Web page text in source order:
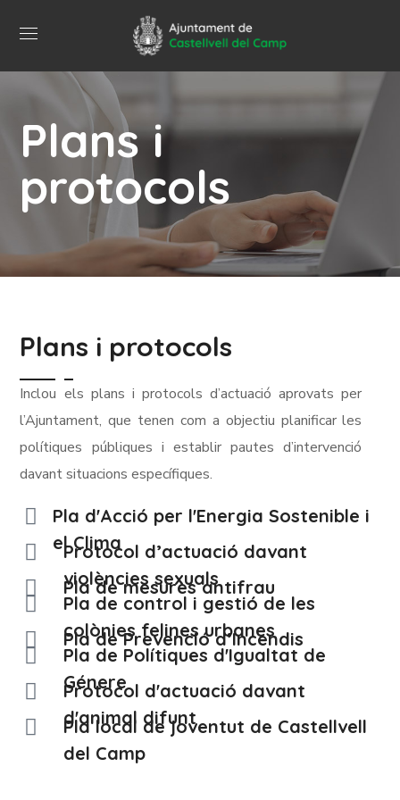
Plans i
protocols
Plans i protocols
Inclou els plans i protocols d’actuació aprovats per
l’Ajuntament, que tenen com a objectiu planificar les
polítiques públiques i establir pautes d’intervenció
davant situacions específiques.
Pla d'Acció per l'Energia Sostenible i
el Clima
Protocol d’actuació davant
violències sexuals
Pla de mesures antifrau
Pla de control i gestió de les
colònies felines urbanes
Pla de Prevenció d’Incendis
Pla de Polítiques d'Igualtat de
Génere
Protocol d'actuació davant
d'animal difunt
Pla local de joventut de Castellvell
del Camp